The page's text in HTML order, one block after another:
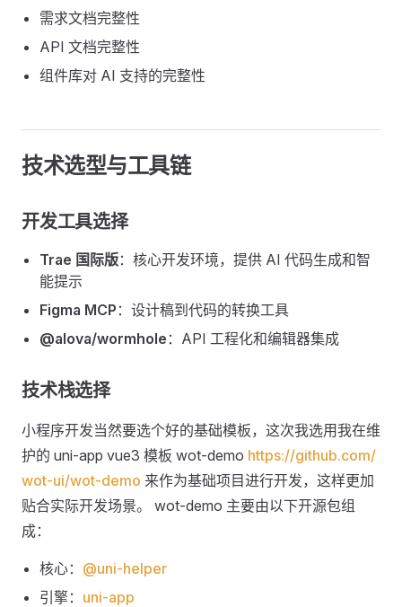
需求文档完整性
API 文档完整性
组件库对 AI 支持的完整性
技术选型与工具链
开发工具选择
Trae 国际版：核心开发环境，提供 AI 代码生成和智
能提示
Figma MCP ：设计稿到代码的转换工具
@alova/wormhole ：API 工程化和编辑器集成
技术栈选择
小程序开发当然要选个好的基础模板，这次我选用我在维
护的 uni-app vue3 模板 wot-demo https://github.com/
wot-ui/wot-demo 来作为基础项目进行开发，这样更加
贴合实际开发场景。 wot-demo 主要由以下开源包组
成：
核心： @uni-helper
引擎： uni-app